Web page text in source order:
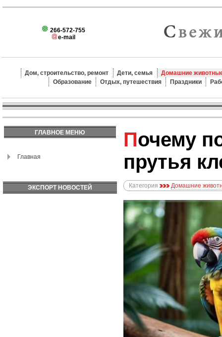
266-572-755
e-mail
Дом, строительство, ремонт Дети, семья
Домашние
Образование
Отдых, путешествия Праздники
ГЛАВНОЕ МЕНЮ
Главная
ЭКСПОРТ НОВОСТЕЙ
Почему попугай грызёт
прутья
Категория Домашние